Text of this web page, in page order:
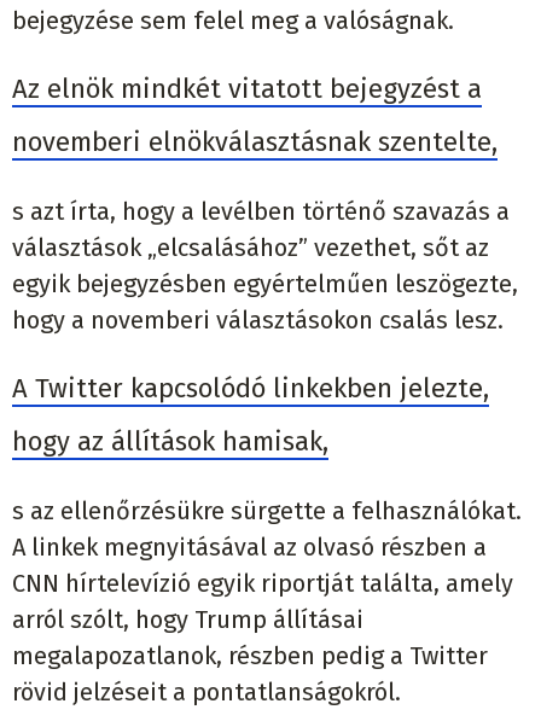
bejegyzése sem felel meg a valóságnak.
Az elnök mindkét vitatott bejegyzést a
novemberi elnökválasztásnak szentelte,
s azt írta, hogy a levélben történő szavazás a
választások „elcsalásához” vezethet, sőt az
egyik bejegyzésben egyértelműen leszögezte,
hogy a novemberi választásokon csalás lesz.
A Twitter kapcsolódó linkekben jelezte,
hogy az állítások hamisak,
s az ellenőrzésükre sürgette a felhasználókat.
A linkek megnyitásával az olvasó részben a
CNN hírtelevízió egyik riportját találta, amely
arról szólt, hogy Trump állításai
megalapozatlanok, részben pedig a Twitter
rövid jelzéseit a pontatlanságokról.